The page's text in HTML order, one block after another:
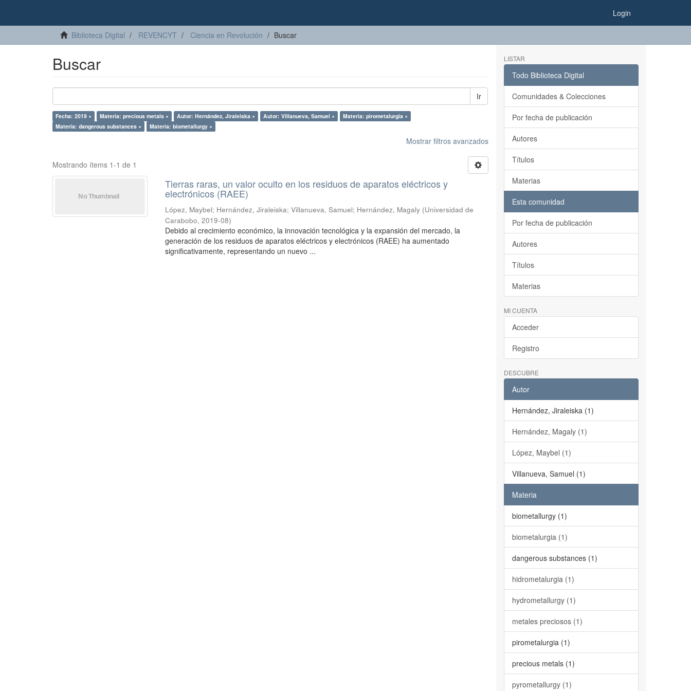
Login
Biblioteca Digital REVENCYT Ciencia en Revolución Buscar
Buscar
Ir
Fecha: 2019 × Materia: precious metals × Autor: Hernández, Jiraleiska × Autor: Villanueva, Samuel ×
Materia: pirometalurgia ×
Materia: dangerous substances ×
Materia: biometallurgy ×
Mostrar filtros avanzados
Mostrando ítems 1-1 de 1
Tierras raras, un valor oculto en los residuos de aparatos eléctricos y
electrónicos (RAEE)
López, Maybel; Hernández, Jiraleiska;Villanueva, Samuel; Hernández, Magaly (Universidad de
Carabobo,2019-08)
Debido al crecimiento económico, la innovación tecnológica y la expansión del mercado, la
generación de los residuos de aparatos eléctricos y electrónicos (RAEE) ha aumentado
significativamente, representando un nuevo ...
LISTAR
Todo Biblioteca Digital
Comunidades & Colecciones
Por fecha de publicación
Autores
Títulos
Materias
Esta comunidad
Por fecha de publicación
Autores
Títulos
Materias
MI CUENTA
Acceder
Registro
DESCUBRE
Autor
Hernández, Jiraleiska (1)
Hernández, Magaly (1)
López, Maybel (1)
Villanueva, Samuel (1)
Materia
biometallurgy (1)
biometalurgia (1)
dangerous substances (1)
hidrometalurgia (1)
hydrometallurgy (1)
metales preciosos (1)
pirometalurgia (1)
precious metals (1)
pyrometallurgy (1)